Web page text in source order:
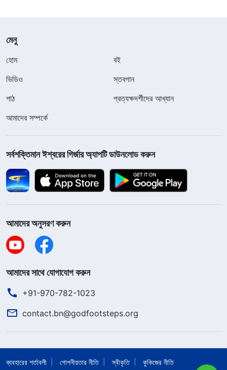
মেনু
হোম
বই
ভিডিও
স্তবগান
পাঠ
প্রত্যক্ষদর্শীদের আখ্যান
আমাদের সম্পর্কে
সর্বশক্তিমান ঈশ্বরের গির্জার অ্যাপটি ডাউনলোড করুন
আমাদের অনুসরণ করুন
আমাদের সাথে যোগাযোগ করুন
+91-970-782-1023
contact.bn@godfootsteps.org
ব্যবহারের শর্তাবলী গোপনীয়তার নীতি স্বীকৃতি কুকিজের নীতি